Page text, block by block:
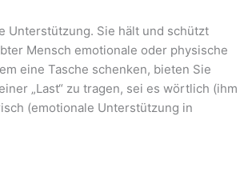
Unterstützung. Sie hält und schützt
Mensch emotionale oder physische
eine Tasche schenken, bieten Sie
„Last“ zu tragen, sei es wörtlich (ihm
(emotionale Unterstützung in